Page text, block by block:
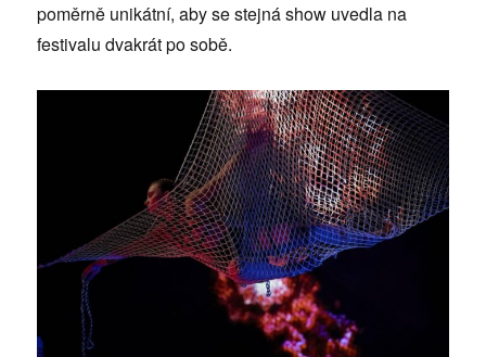
poměrně unikátní, aby se stejná show uvedla na
festivalu dvakrát po sobě.